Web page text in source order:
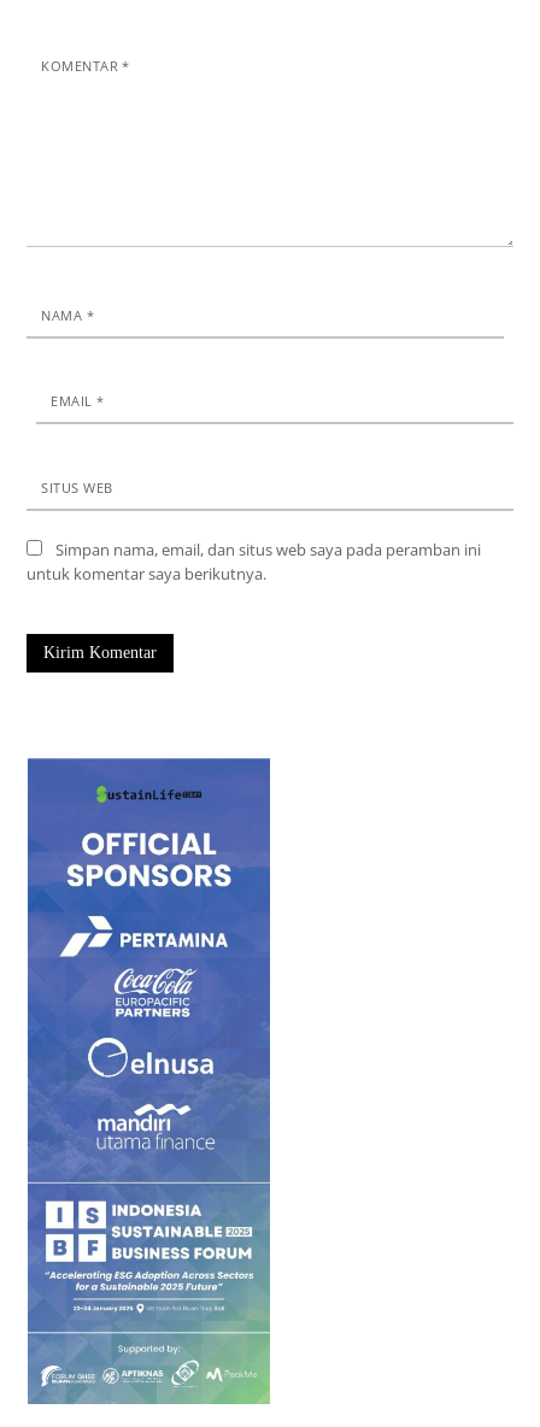
KOMENTAR*
NAMA *
EMAIL*
SITUS WEB
Simpan nama, email, dan situs web saya pada peramban ini
untuk komentar saya berikutnya.